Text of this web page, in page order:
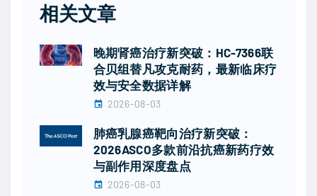
相关文章
晚期肾癌治疗新突破：HC-7366联
合贝组替凡攻克耐药，最新临床疗
效与安全数据详解
2026-08-03
肺癌乳腺癌靶向治疗新突破：
2026ASCO多款前沿抗癌新药疗效
与副作用深度盘点
2026-08-03